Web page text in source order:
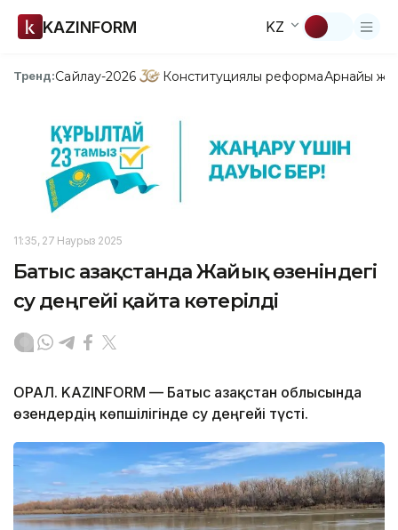
KAZINFORM KZ
Тренд:Сайлау-2026 Конституциялық реформаАрнайы
11:35, 27 Наурыз 2025
Батыс Қазақстанда Жайық өзеніндегі
су деңгейі қайта көтерілді
ОРАЛ. KAZINFORM — Батыс Қазақстан облысында
өзендердің көпшілігінде су деңгейі түсті.